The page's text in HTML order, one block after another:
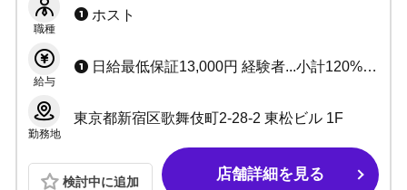
店3年で拡大移転！最初から「稼ぐ」に集中で
きる環境！
職種
ホスト
給与
日給最低保証13,000円 経験者...小計120%バック可
勤務地
東京都新宿区歌舞伎町2-28-2 東松ビル 1F
検討中に追加 店舗詳細を見る